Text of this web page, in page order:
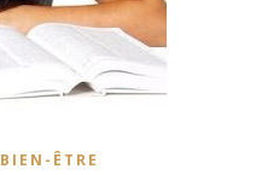
BIEN-ÊTRE